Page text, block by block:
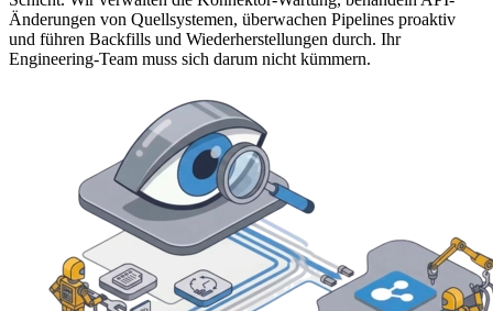
Änderungen von Quellsystemen, überwachen Pipelines proaktiv
und führen Backfills und Wiederherstellungen durch. Ihr
Engineering-Team muss sich darum nicht kümmern.